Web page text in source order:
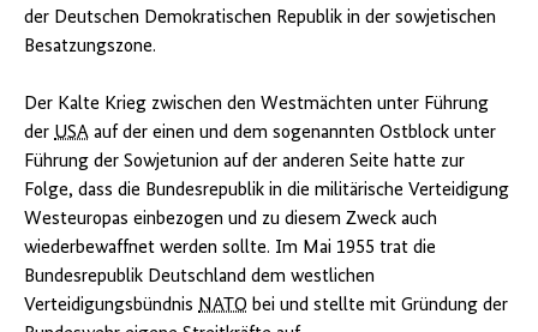
der Deutschen Demokratischen Republik in der sowjetischen
Besatzungszone.
Der Kalte Krieg zwischen den Westmächten unter Führung
der USA auf der einen und dem sogenannten Ostblock unter
Führung der Sowjetunion auf der anderen Seite hatte zur
Folge, dass die Bundesrepublik in die militärische Verteidigung
Westeuropas einbezogen und zu diesem Zweck auch
wiederbewaffnet werden sollte. Im Mai 1955 trat die
Bundesrepublik Deutschland dem westlichen
Verteidigungsbündnis NATO bei und stellte mit Gründung der